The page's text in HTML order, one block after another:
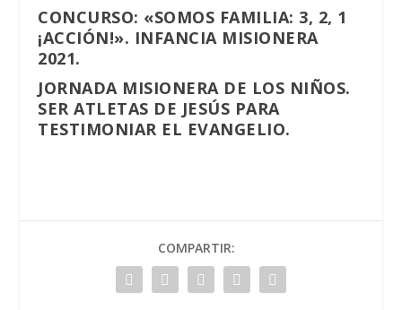
CONCURSO: «SOMOS FAMILIA: 3, 2, 1
¡ACCIÓN!». INFANCIA MISIONERA
2021.
JORNADA MISIONERA DE LOS NIÑOS.
SER ATLETAS DE JESÚS PARA
TESTIMONIAR EL EVANGELIO.
COMPARTIR: